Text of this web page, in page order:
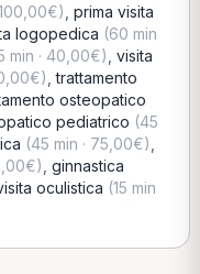
prima visita
logopedica (60 min
min · 40,00€) visita
,trattamento
osteopatico
pediatrico (45
(45 min · 75,00€)
ginnastica
oculistica (15 min